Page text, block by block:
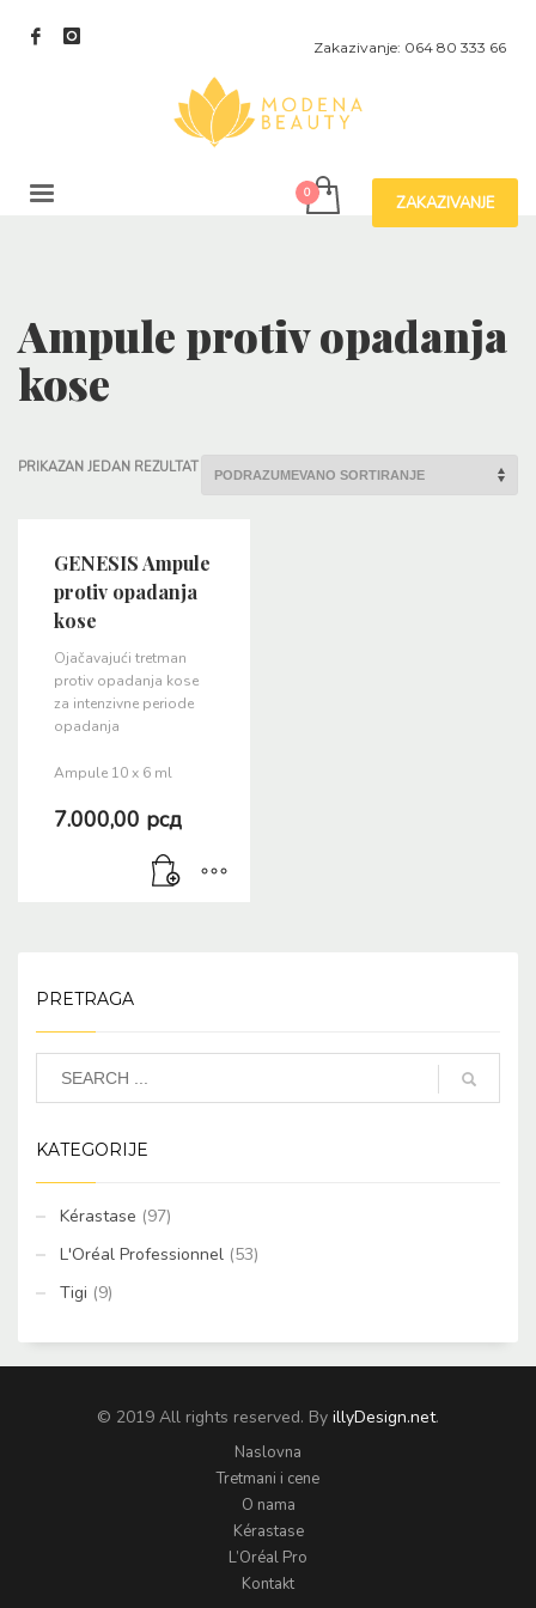
Zakazivanje: 064 80 333 66
ZAKAZIVANJE
Ampule protiv opadanja
kose
PRIKAZAN JEDAN REZULTAT
GENESIS Ampule
protiv opadanja
kose
Ojačavajući tretman
protiv opadanja kose
za intenzivne periode
opadanja
Ampule 10 x 6 ml
7.000,00 рсд
PRETRAGA
KATEGORIJE
Kérastase (97)
L'Oréal Professionnel (53)
Tigi (9)
© 2019 All rights reserved. By illyDesign.net.
Naslovna
Tretmani i cene
O nama
Kérastase
L’Oréal Pro
Kontakt